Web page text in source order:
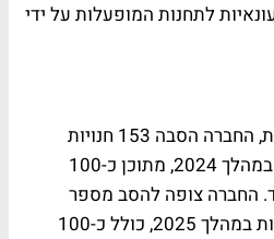
לתחנות המופעלות על ידי
במסגרת תוכנית ההתייעלות, החברה הסבה 153 חנויות
קמעונאיות לאתרי דילרים במהלך 2024, מתוכן כ-100
החברה צופה להסב מספר
משמעותי של חנויות נוספות במהלך 2025, כולל כ-100